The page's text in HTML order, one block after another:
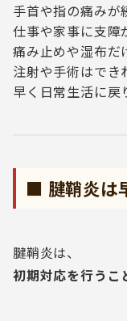
手首や指の痛みが
仕事や家事に支障
痛み止めや湿布だ
注射や手術はでき
早く日常生活に戻
■ 腱鞘炎は
腱鞘炎は、
初期対応を行うこ